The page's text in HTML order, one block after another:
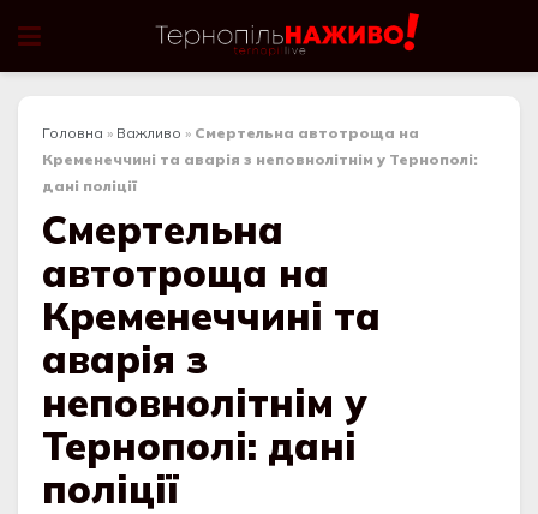
Головна » Важливо » Смертельна автотроща на
Кременеччині та аварія з неповнолітнім у Тернополі:
дані поліції
Смертельна
автотроща на
Кременеччині та
аварія з
неповнолітнім у
Тернополі: дані
поліції